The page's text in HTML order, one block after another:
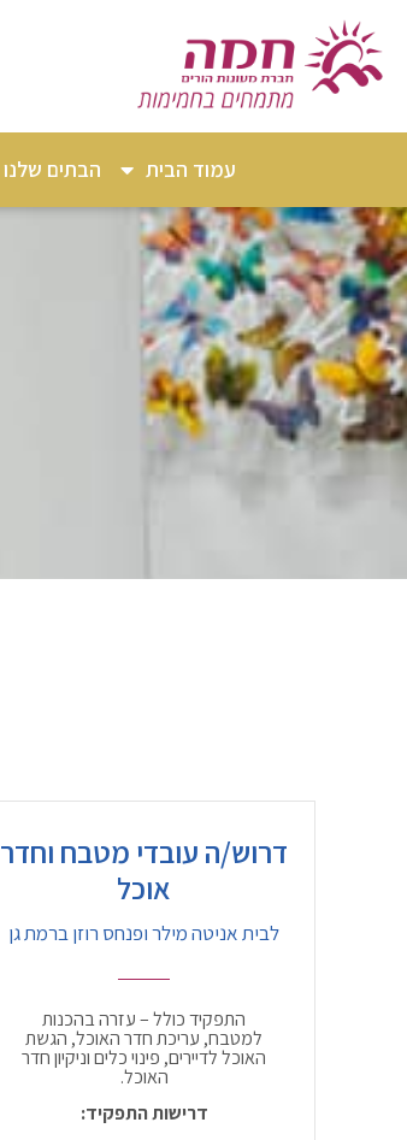
עמוד הבית הבתים שלנו
דרוש/ה עובדי מטבח וחדר
אוכל
לבית אניטה מילר ופנחס רוזן ברמת גן
התפקיד כולל – עזרה בהכנות
למטבח, עריכת חדר האוכל, הגשת
האוכל לדיירים, פינוי כלים וניקיון חדר
האוכל.
דרישות התפקיד: